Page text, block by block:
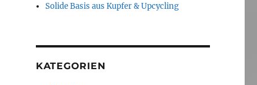
Solide Basis aus Kupfer & Upcycling
KATEGORIEN